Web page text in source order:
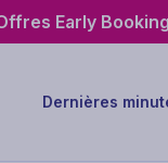
Early
Dernières